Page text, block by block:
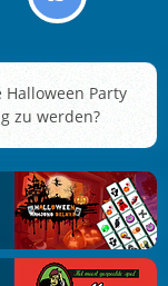
Party
zu werden?